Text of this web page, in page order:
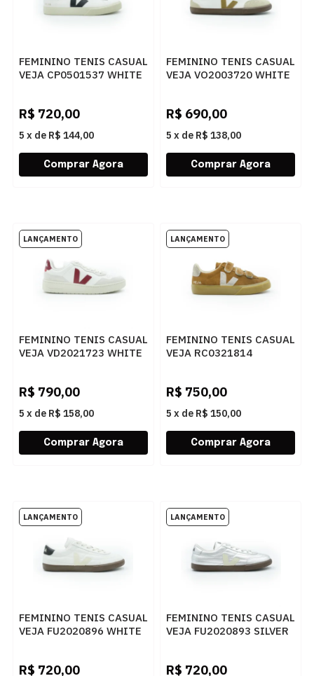
FEMININO TENIS CASUAL
VEJA CP0501537 WHITE
R$ 720,00
5 x de R$ 144,00
FEMININO TENIS CASUAL
VEJA VO2003720 WHITE
R$ 690,00
5 x de R$ 138,00
FEMININO TENIS CASUAL
VEJA VD2021723 WHITE
R$ 790,00
5 x de R$ 158,00
FEMININO TENIS CASUAL
VEJA RC0321814
R$ 750,00
5 x de R$ 150,00
FEMININO TENIS CASUAL
VEJA FU2020896 WHITE
R$ 720,00
FEMININO TENIS CASUAL
VEJA FU2020893 SILVER
R$ 720,00